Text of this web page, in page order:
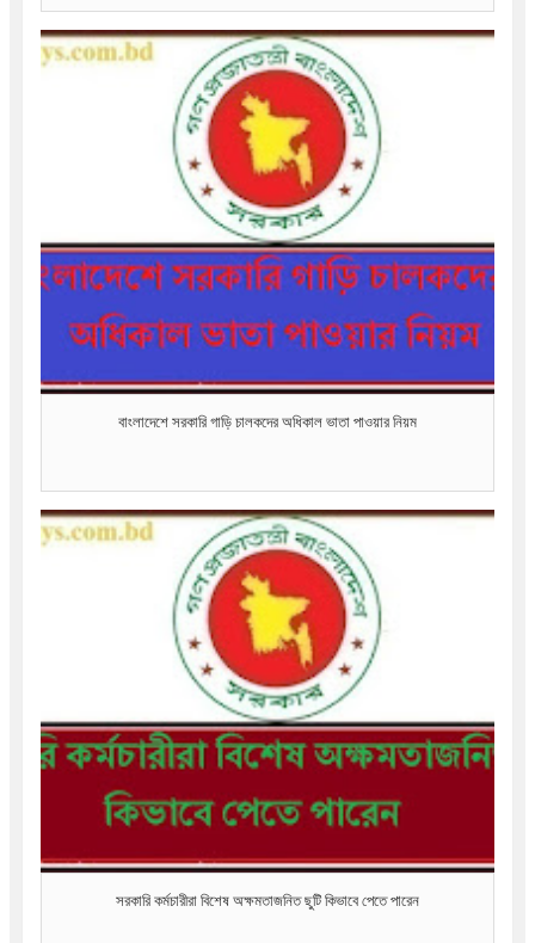
বাংলাদেশে সরকারি গাড়ি চালকদের অধিকাল ভাতা পাওয়ার নিয়ম
সরকারি কর্মচারীরা বিশেষ অক্ষমতাজনিত ছুটি কিভাবে পেতে পারেন